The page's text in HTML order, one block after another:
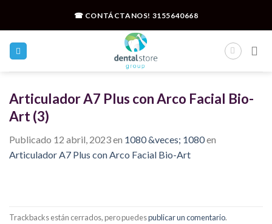
☎ CONTÁCTANOS! 3155640668
Articulador A7 Plus con Arco Facial Bio-
Art (3)
Publicado 12 abril, 2023en 1080 &veces; 1080en
Articulador A7 Plus con Arco Facial Bio-Art
Trackbacks están cerrados, pero puedespublicar un comentario.